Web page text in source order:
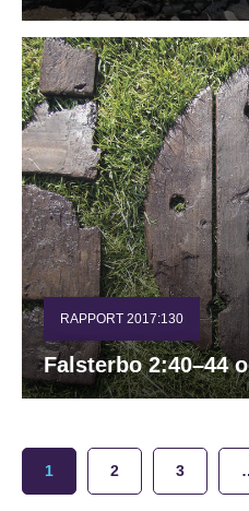
RAPPORT 2017:130
Falsterbo 2:40–44
1 2 3